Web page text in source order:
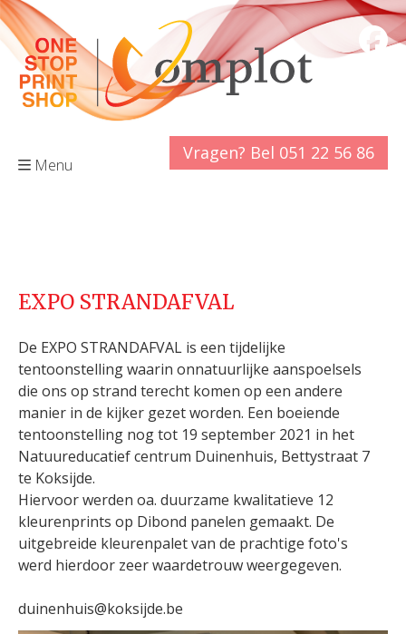
Menu
Vragen? Bel 051 22 56 86
EXPO STRANDAFVAL
De EXPO STRANDAFVAL is een tijdelijke
tentoonstelling waarin onnatuurlijke aanspoelsels
die ons op strand terecht komen op een andere
manier in de kijker gezet worden. Een boeiende
tentoonstelling nog tot 19 september 2021 in het
Natuureducatief centrum Duinenhuis, Bettystraat 7
te Koksijde.
Hiervoor werden oa. duurzame kwalitatieve 12
kleurenprints op Dibond panelen gemaakt. De
uitgebreide kleurenpalet van de prachtige foto's
werd hierdoor zeer waardetrouw weergegeven.
duinenhuis@koksijde.be